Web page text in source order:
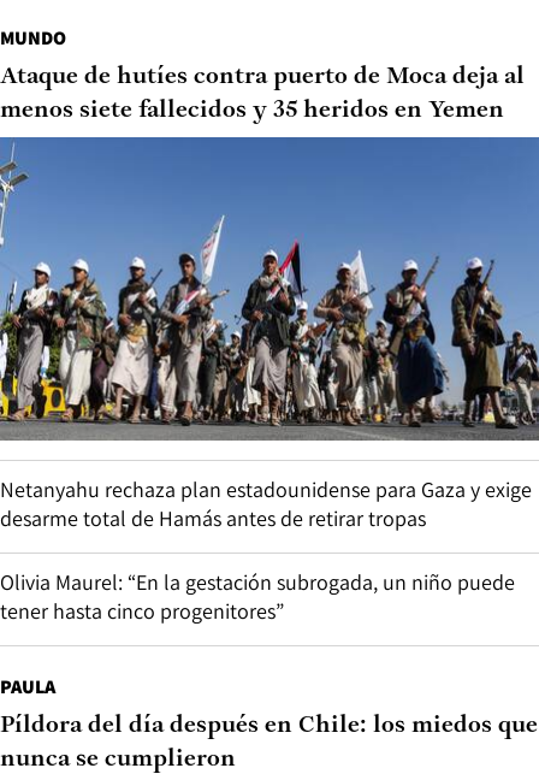
MUNDO
Ataque de hutíes contra puerto de Moca deja al
menos siete fallecidos y 35 heridos en Yemen
Netanyahu rechaza plan estadounidense para Gaza y exige
desarme total de Hamás antes de retirar tropas
Olivia Maurel: “En la gestación subrogada, un niño puede
tener hasta cinco progenitores”
PAULA
Píldora del día después en Chile: los miedos que
nunca se cumplieron